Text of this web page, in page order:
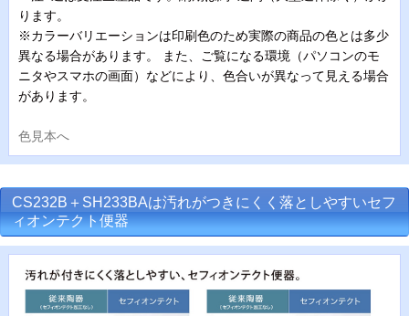
ります。
※カラーバリエーションは印刷色のため実際の商品の色とは多少
異なる場合があります。 また、ご覧になる環境（パソコンのモ
ニタやスマホの画面）などにより、色合いが異なって見える場合
があります。
色見本へ
CS232B＋SH233BAは汚れがつきにくく落としやすいセフ
ィオンテクト便器